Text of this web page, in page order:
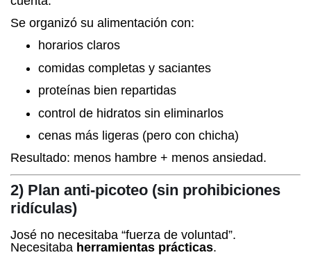
Se organizó su alimentación con:
horarios claros
comidas completas y saciantes
proteínas bien repartidas
control de hidratos sin eliminarlos
cenas más ligeras (pero con chicha)
Resultado: menos hambre + menos ansiedad.
2) Plan anti-picoteo (sin prohibiciones
ridículas)
José no necesitaba “fuerza de voluntad”.
Necesitaba herramientas prácticas.